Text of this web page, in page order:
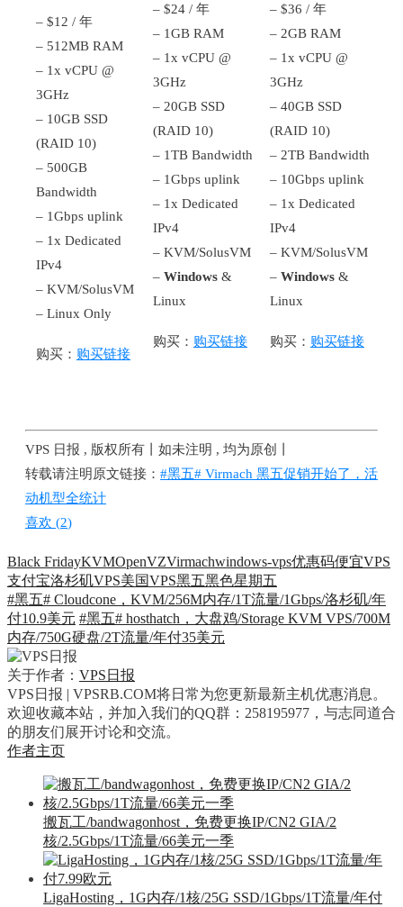
– $12 / 年
– 512MB RAM
– 1x vCPU @
3GHz
– 10GB SSD
(RAID 10)
– 500GB
Bandwidth
– 1Gbps uplink
– 1x Dedicated
IPv4
– KVM/SolusVM
– Linux Only
购买： 购买链接
– $24 / 年
– 1GB RAM
– 1x vCPU @
3GHz
– 20GB SSD
(RAID 10)
– 1TB Bandwidth
– 1Gbps uplink
– 1x Dedicated
IPv4
– KVM/SolusVM
– Windows &
Linux
购买： 购买链接
– $36 / 年
– 2GB RAM
– 1x vCPU @
3GHz
– 40GB SSD
(RAID 10)
– 2TB Bandwidth
– 10Gbps uplink
– 1x Dedicated
IPv4
– KVM/SolusVM
– Windows &
Linux
购买： 购买链接
VPS 日报 , 版权所有丨如未注明 , 均为原创丨
转载请注明原文链接： #黑五# Virmach 黑五促销开始了，活
动机型全统计
喜欢 (2)
Black FridayKVMOpenVZVirmachwindows-vps优惠码便宜VPS
支付宝洛杉矶VPS美国VPS黑五黑色星期五
#黑五# Cloudcone，KVM/256M内存/1T流量/1Gbps/洛杉矶/年
付10.9美元 #黑五# hosthatch，大盘鸡/Storage KVM VPS/700M
内存/750G硬盘/2T流量/年付35美元
关于作者： VPS日报
VPS日报 | VPSRB.COM将日常为您更新最新主机优惠消息。
欢迎收藏本站，并加入我们的QQ群：258195977，与志同道合
的朋友们展开讨论和交流。
作者主页
搬瓦工/bandwagonhost，免费更换IP/CN2 GIA/2
核/2.5Gbps/1T流量/66美元一季
LigaHosting，1G内存/1核/25G SSD/1Gbps/1T流量/年付